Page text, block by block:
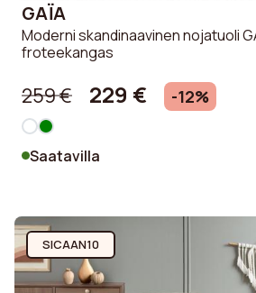
GAÏA
Moderni skandinaavinen nojatuoli
froteekangas
259 € 229 € -12%
Saatavilla
SICAAN10